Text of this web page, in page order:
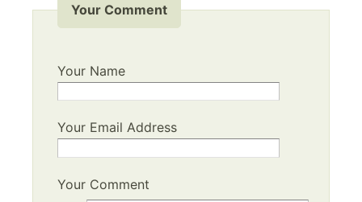
Your Comment
Your Name
Your Email Address
Your Comment